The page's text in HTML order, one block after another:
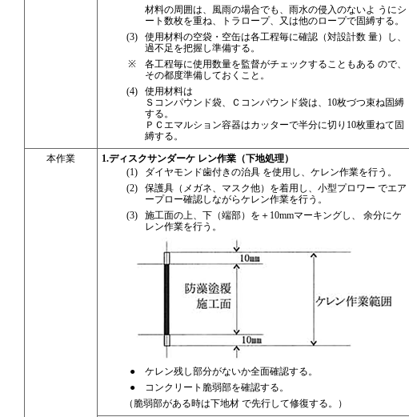
材料の周囲は、風雨の場合でも、雨水の侵入のないよ うにシ
ート数枚を重ね、トラロープ、又は他のロープで固縛する。
(3)
使用材料の空袋・空缶は各工程毎に確認（対設計数 量）し、
過不足を把握し準備する。
※
各工程毎に使用数量を監督がチェックすることもある ので、
その都度準備しておくこと。
(4)
使用材料は
Ｓコンパウンド袋、Ｃコンパウンド袋は、10枚づつ束ね固縛
する。
ＰＣエマルション容器はカッターで半分に切り10枚重ねて固
縛する。
本作業
1.ディスクサンダーケ レン作業（下地処理）
(1)
ダイヤモンド歯付きの治具 を使用し、ケレン作業を行う。
(2)
保護具（メガネ、マスク他）を着用し、小型プロワー でエア
ープロー確認しながらケレン作業を行う。
(3)
施工面の上、下（端部）を＋10mmマーキングし、 余分にケ
レン作業を行う。
●
ケレン残し部分がないか全面確認する。
●
コンクリート脆弱部を確認する。
（脆弱部がある時は下地材 で先行して修復する。）